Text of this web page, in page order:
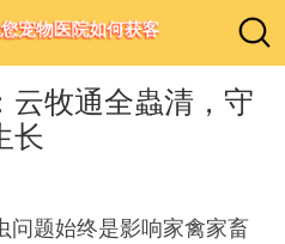
宠物医院如何获客
云牧通全蟲清，守
长
问题始终是影响家禽家畜